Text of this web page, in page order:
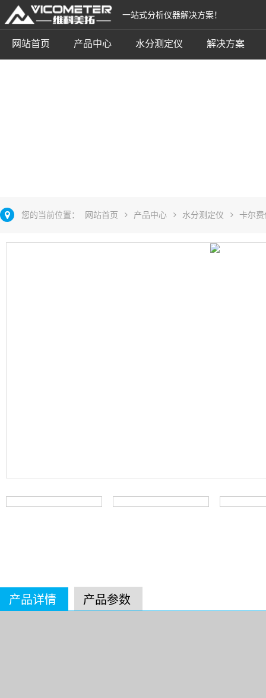
一站式分析仪器解决方案！
网站首页 产品中心 水分测定仪 解决方案
您的当前位置： 网站首页 产品中心 水分测定仪 卡尔
产品详情 产品参数